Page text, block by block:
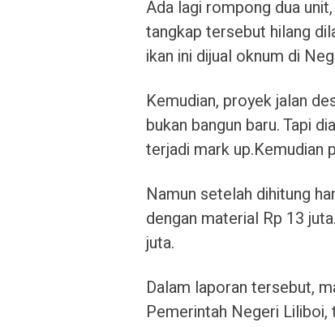
Ada lagi rompong dua
tangkap tersebut hilang
ikan ini dijual oknum di
Kemudian, proyek jalan
bukan bangun baru. Tapi
terjadi mark up.Kemudian
Namun setelah dihitung
dengan material Rp 13
juta.
Dalam laporan tersebut,
Pemerintah Negeri Liliboi,